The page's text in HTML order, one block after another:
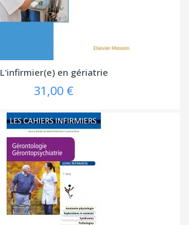
L'infirmier(e) en gériatrie
31,00 €